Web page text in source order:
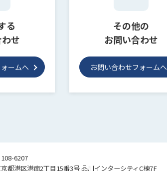
る
せ
ームへ
その他の
お問い合わせ
お問い合わせフォームへ
108-6207
都港区港南2丁目15番3号 品川インターシティC棟7F